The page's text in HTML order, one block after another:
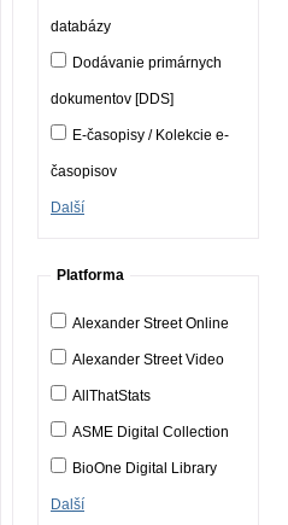
databázy
Dodávanie primárnych
dokumentov [DDS]
E-časopisy / Kolekcie e-
časopisov
Další
Platforma
Alexander Street Online
Alexander Street Video
AllThatStats
ASME Digital Collection
BioOne Digital Library
Další